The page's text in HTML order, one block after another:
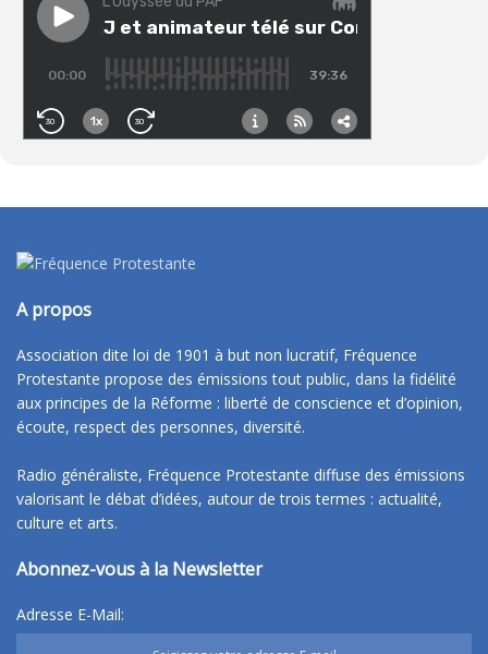
A propos
Association dite loi de 1901 à but non lucratif, Fréquence
Protestante propose des émissions tout public, dans la fidélité
aux principes de la Réforme : liberté de conscience et d’opinion,
écoute, respect des personnes, diversité.
Radio généraliste, Fréquence Protestante diffuse des émissions
valorisant le débat d’idées, autour de trois termes : actualité,
culture et arts.
Abonnez-vous à la Newsletter
Adresse E-Mail: